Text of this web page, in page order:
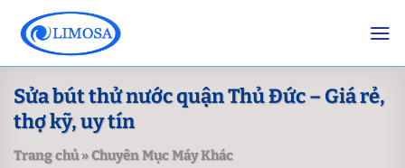
content
Sửa bút thử nước quận Thủ Đức – Giá rẻ,
thợ kỹ, uy tín
Trang chủ»Chuyên Mục Máy Khác